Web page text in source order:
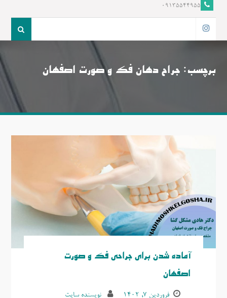
09135544955
برچسب: جراح دهان فک و صورت اصفهان
آماده شدن برای جراحی فک و صورت
اصفهان
فروردین ۷, ۱۴۰۲ نویسنده سایت